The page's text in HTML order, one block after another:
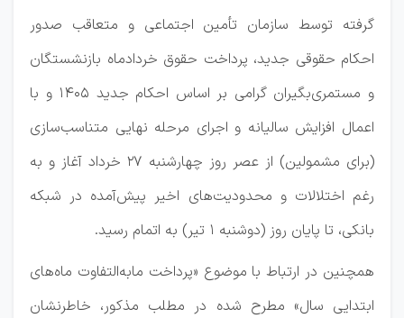
گرفته توسط سازمان تأمین اجتماعی و متعاقب صدور
احکام حقوقی جدید، پرداخت حقوق خردادماه بازنشستگان
و مستمری‌بگیران گرامی بر اساس احکام جدید 1405 و با
اعمال افزایش سالیانه و اجرای مرحله نهایی متناسب‌سازی
(برای مشمولین) از عصر روز چهارشنبه 27 خرداد آغاز و به
رغم اختلالات و محدودیت‌های اخیر پیش‌آمده در شبکه
بانکی، تا پایان روز (دوشنبه 1 تیر) به اتمام رسید.
همچنین در ارتباط با موضوع «پرداخت مابه‌التفاوت ماه‌های
ابتدایی سال» مطرح شده در مطلب مذکور، خاطرنشان